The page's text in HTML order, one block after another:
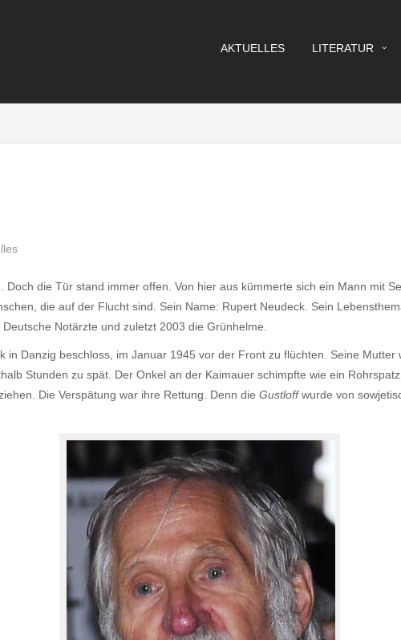
AKTUELLES LITERATUR
Doch die Tür stand immer offen. Von hier aus kümmerte sich ein Mann mit
die auf der Flucht sind. Sein Name: Rupert Neudeck. Sein
Notärzte und zuletzt 2003 die Grünhelme.
in Danzig beschloss, im Januar 1945 vor der Front zu flüchten. Seine
Stunden zu spät. Der Onkel an der Kaimauer schimpfte wie ein
Die Verspätung war ihre Rettung. Denn die Gustloffwurde von